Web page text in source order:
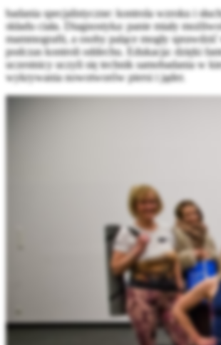
badania specjalistyczne: kontrola wzroku i
składu ciała. Diagnostyka: panie miały
mammografii, a osoby palące mogły sprawdzić
podczas kontroli oddechu. Edukacja: dzięki
uczestnicy uczyli się technik samobadania w
wykrywania nowotworów piersi i jąder.